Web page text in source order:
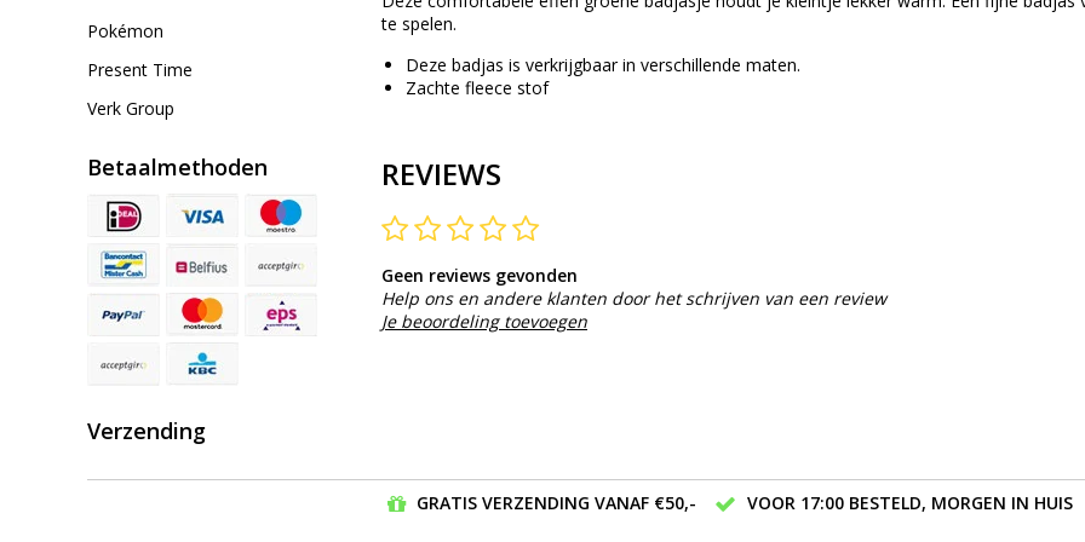
Pokémon
Present Time
Verk Group
Betaalmethoden
Verzending
te spelen.
Deze badjas is verkrijgbaar in verschillende maten.
Zachte fleece stof
REVIEWS
Geen reviews gevonden
Help ons en andere klanten door het schrijven van een review
Je beoordeling toevoegen
GRATIS VERZENDING VANAF €50,-
VOOR 17:00 BESTELD, MORGEN IN HUIS